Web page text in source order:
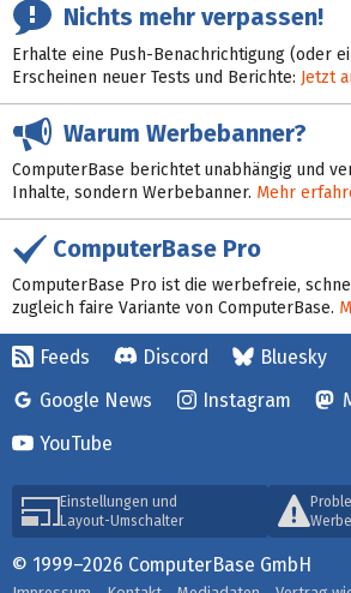
Nichts mehr verpassen!
Erhalte eine Push-Benachrichtigung (oder
Erscheinen neuer Tests und Berichte: Jetzt
Warum Werbebanner?
ComputerBase berichtet unabhängig und
Inhalte, sondern Werbebanner. Mehr
ComputerBase Pro
ComputerBase Pro ist die werbefreie,
zugleich faire Variante von ComputerBase.
Feeds Discord Bluesky
Google News
Instagram
YouTube
Einstellungen und
Layout-Umschalter
© 1999–2026 ComputerBase GmbH